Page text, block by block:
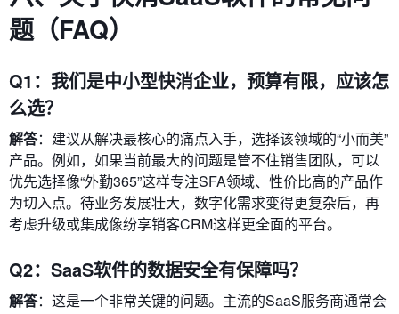
题（FAQ）
Q1：我们是中小型快消企业，预算有限，应该怎
么选？
解答：建议从解决最核心的痛点入手，选择该领域的“小而美”
产品。例如，如果当前最大的问题是管不住销售团队，可以
优先选择像“外勤365”这样专注SFA领域、性价比高的产品作
为切入点。待业务发展壮大，数字化需求变得更复杂后，再
考虑升级或集成像纷享销客CRM这样更全面的平台。
Q2：SaaS软件的数据安全有保障吗？
解答：这是一个非常关键的问题。主流的SaaS服务商通常会